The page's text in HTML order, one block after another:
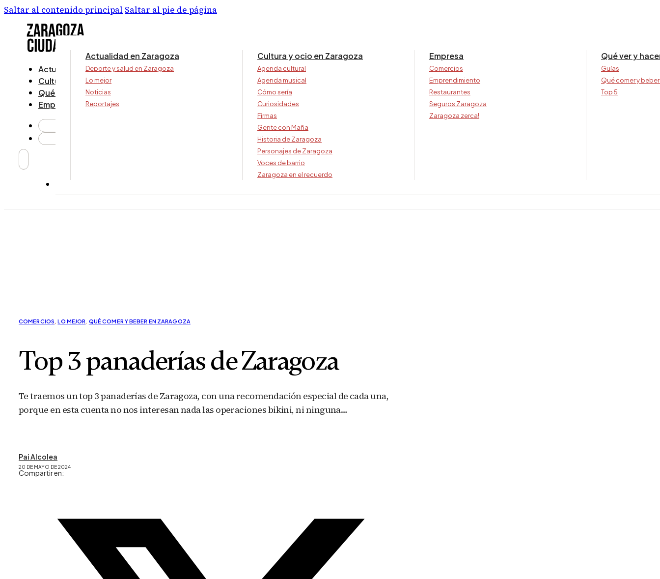
Saltar al contenido principal Saltar al pie de página
Actualidad
Cultura y ocio
Qué ver y hacer
Empresa
Actualidad en Zaragoza
Deporte y salud en Zaragoza
Lo mejor
Noticias
Reportajes
Cultura y ocio en Zaragoza
Agenda cultural
Agenda musical
Cómo sería
Curiosidades
Firmas
Gente con Maña
Historia de Zaragoza
Personajes de Zaragoza
Voces de barrio
Zaragoza en el recuerdo
Empresa
Comercios
Emprendimiento
Restaurantes
Seguros Zaragoza
Zaragoza zerca!
Qué ver y
Guías
Qué comer y
Top 5
COMERCIOS, LO MEJOR, QUÉ COMER Y BEBER EN ZARAGOZA
Top 3 panaderías de Zaragoza
Te traemos un top 3 panaderías de Zaragoza, con una recomendación especial de cada una,
porque en esta cuenta no nos interesan nada las operaciones bikini, ni ninguna…
Pai Alcolea
20 DE MAYO DE 2024
Compartir en: